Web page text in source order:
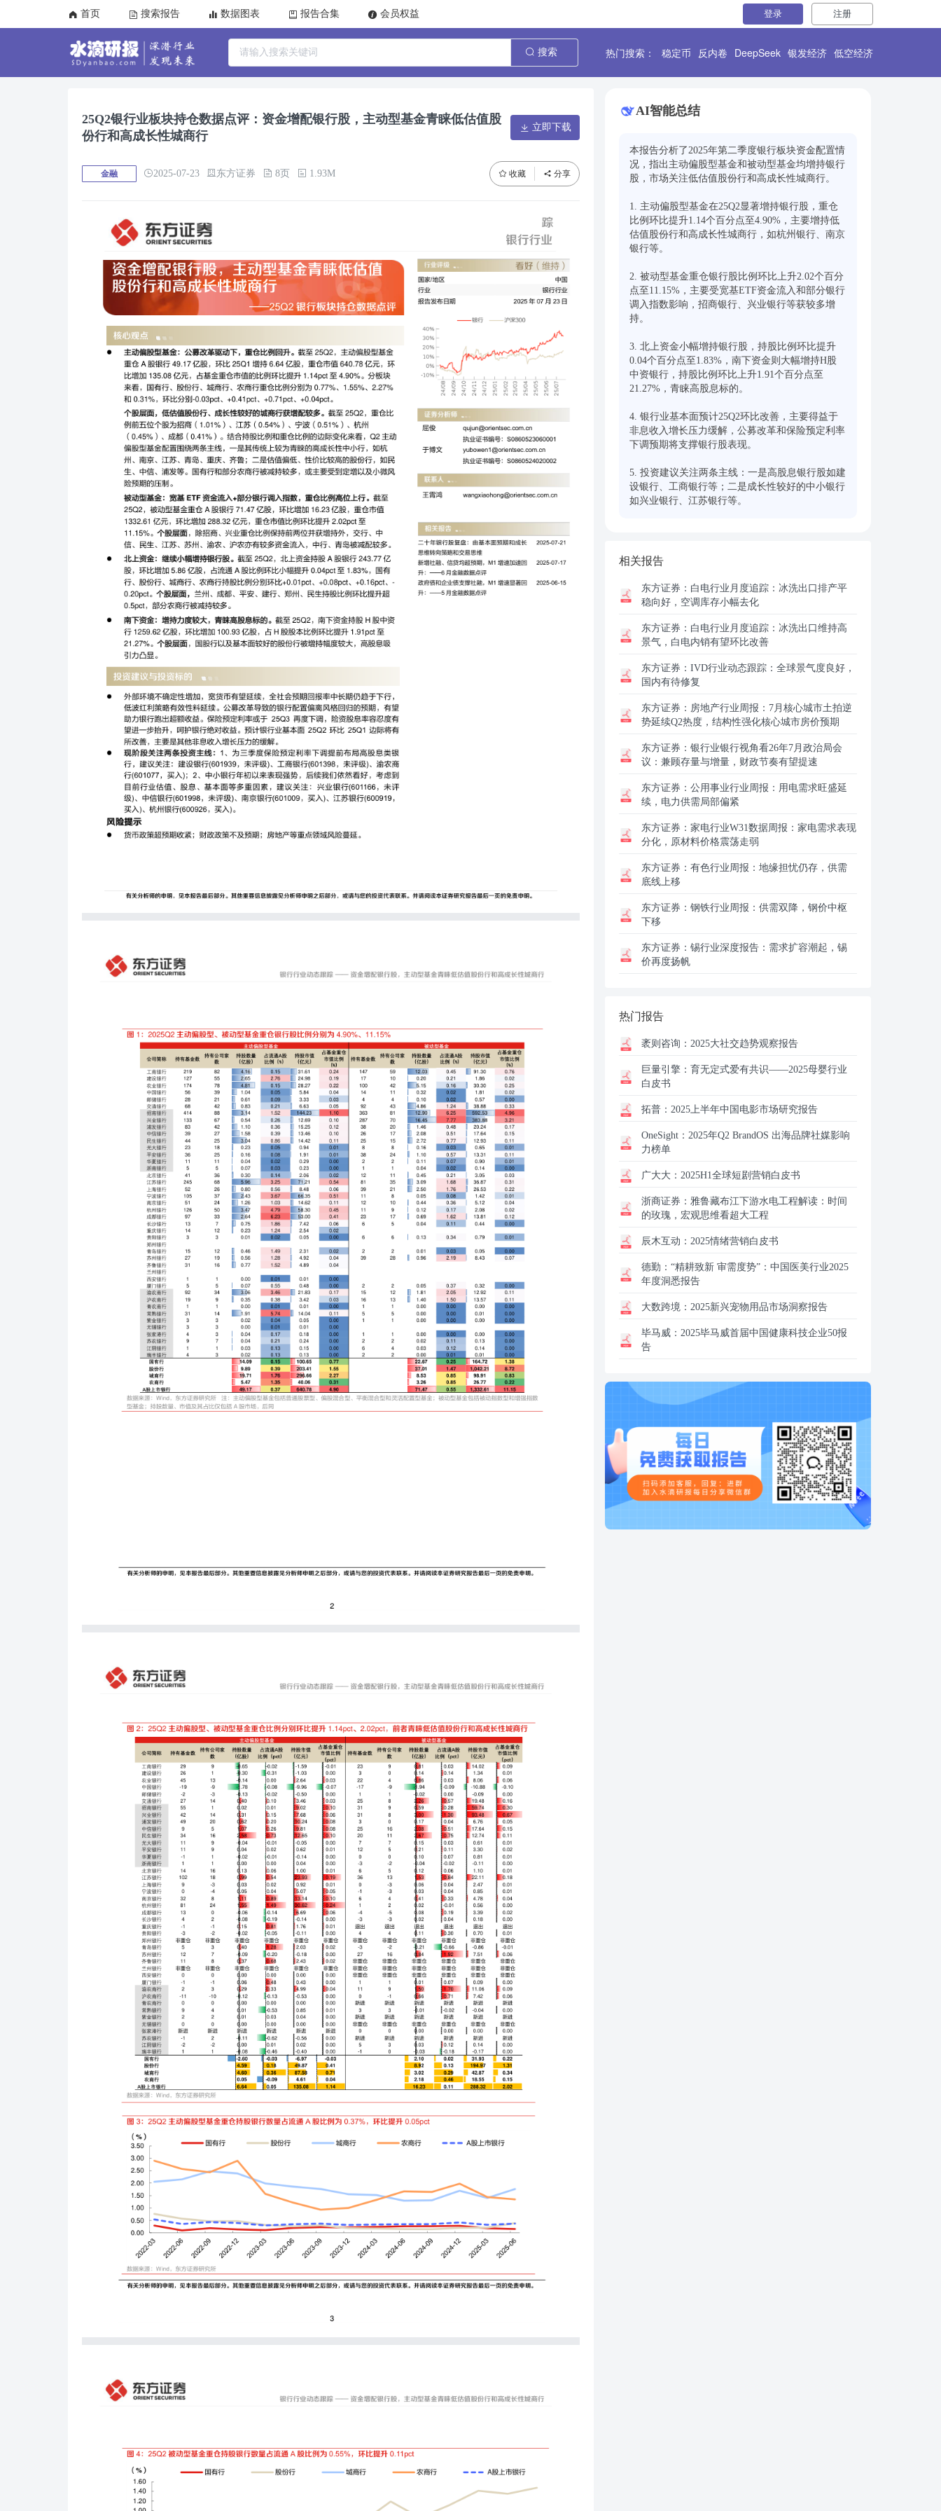
首页 搜索报告 数据图表 报告合集 会员权益 登录 注册
搜索 热门搜索： 稳定币 反内卷 DeepSeek 银发经济 低空经济
25Q2银行业板块持仓数据点评：资金增配银行股，主动型基金青睐低估值股
份行和高成长性城商行
立即下载
金融 2025-07-23 东方证券 8页 1.93M 收藏 分享
AI智能总结
本报告分析了2025年第二季度银行板块资金配置情
况，指出主动偏股型基金和被动型基金均增持银行
股，市场关注低估值股份行和高成长性城商行。
1. 主动偏股型基金在25Q2显著增持银行股，重仓
比例环比提升1.14个百分点至4.90%，主要增持低
估值股份行和高成长性城商行，如杭州银行、南京
银行等。
2. 被动型基金重仓银行股比例环比上升2.02个百分
点至11.15%，主要受宽基ETF资金流入和部分银行
调入指数影响，招商银行、兴业银行等获较多增
持。
3. 北上资金小幅增持银行股，持股比例环比提升
0.04个百分点至1.83%，南下资金则大幅增持H股
中资银行，持股比例环比上升1.91个百分点至
21.27%，青睐高股息标的。
4. 银行业基本面预计25Q2环比改善，主要得益于
非息收入增长压力缓解，公募改革和保险预定利率
下调预期将支撑银行股表现。
5. 投资建议关注两条主线：一是高股息银行股如建
设银行、工商银行等；二是成长性较好的中小银行
如兴业银行、江苏银行等。
相关报告
东方证券： 白电行业月度追踪：冰洗出口排产平
稳向好，空调库存小幅去化
东方证券： 白电行业月度追踪：冰洗出口维持高
景气，白电内销有望环比改善
东方证券： IVD行业动态跟踪：全球景气度良好，
国内有待修复
东方证券： 房地产行业周报：7月核心城市土拍逆
势延续Q2热度，结构性强化核心城市房价预期
东方证券： 银行业银行视角看26年7月政治局会
议：兼顾存量与增量，财政节奏有望提速
东方证券： 公用事业行业周报：用电需求旺盛延
续，电力供需局部偏紧
东方证券： 家电行业W31数据周报：家电需求表现
分化，原材料价格震荡走弱
东方证券： 有色行业周报：地缘担忧仍存，供需
底线上移
东方证券： 钢铁行业周报：供需双降，钢价中枢
下移
东方证券： 锡行业深度报告：需求扩容潮起，锡
价再度扬帆
热门报告
袤则咨询： 2025大社交趋势观察报告
巨量引擎： 育无定式爱有共识——2025母婴行业
白皮书
拓普： 2025上半年中国电影市场研究报告
OneSight： 2025年Q2 BrandOS 出海品牌社媒影响
力榜单
广大大： 2025H1全球短剧营销白皮书
浙商证券： 雅鲁藏布江下游水电工程解读：时间
的玫瑰，宏观思维看超大工程
辰木互动： 2025情绪营销白皮书
德勤： “精耕致新 审需度势”：中国医美行业2025
年度洞悉报告
大数跨境： 2025新兴宠物用品市场洞察报告
毕马威： 2025毕马威首届中国健康科技企业50报
告